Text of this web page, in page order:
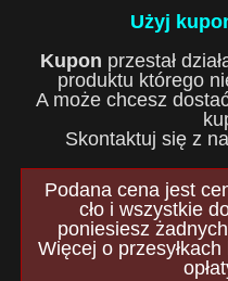
Użyj
Kupon przestał
produktu którego
A może chcesz
Skontaktuj się z
Podana cena jest
cło i wszystkie
poniesiesz
Więcej o